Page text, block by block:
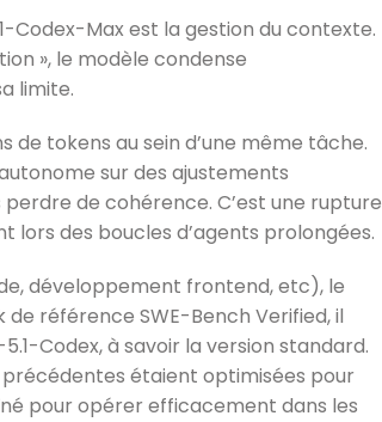
Codex-Max est la gestion du contexte.
», le modèle condense
limite.
tokens au sein d’une même tâche.
sur des ajustements
de cohérence. C’est une rupture
lors des boucles d’agents prolongées.
développement frontend, etc), le
référence SWE-Bench Verified, il
Codex, à savoir la version standard.
étaient optimisées pour
pour opérer efficacement dans les